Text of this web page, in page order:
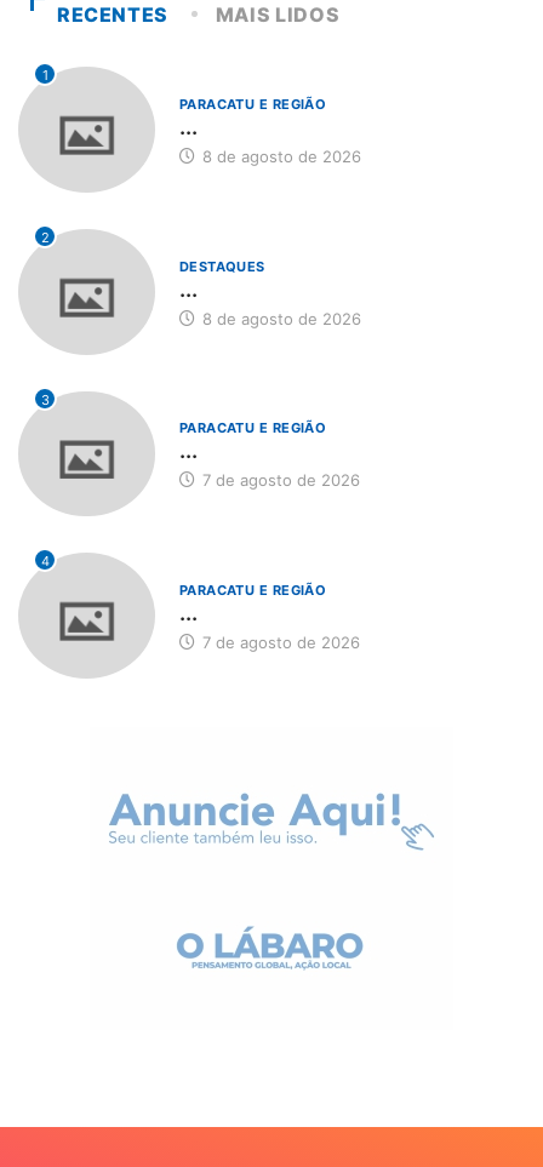
RECENTES MAIS LIDOS
1
PARACATU E REGIÃO
...
8 de agosto de 2026
2
DESTAQUES
...
8 de agosto de 2026
3
PARACATU E REGIÃO
...
7 de agosto de 2026
4
PARACATU E REGIÃO
...
7 de agosto de 2026